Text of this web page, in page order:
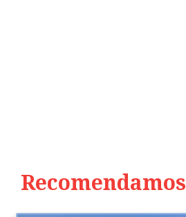
Recomendamos